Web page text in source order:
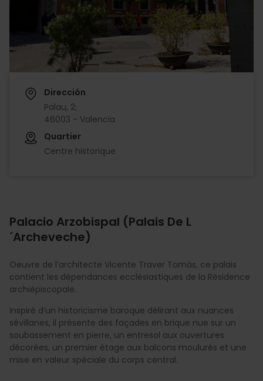
Dirección
Palau, 2;
46003 - Valencia
Quartier
Centre historique
Palacio Arzobispal (Palais De L
´Archeveche)
Oeuvre de l’architecte Vicente Traver Tomás, ce palais
contient les dépendances ecclésiastiques de la Résidence
archiépiscopale.
Inspiré d’un historicisme baroque délirant aux nuances
sévillanes, il présente des façades en brique nue sur un
soubassement en pierre, un entresol aux ouvertures
décorées, un premier étage aux balcons moulurés et une
mise en valeur spéciale du corps central.